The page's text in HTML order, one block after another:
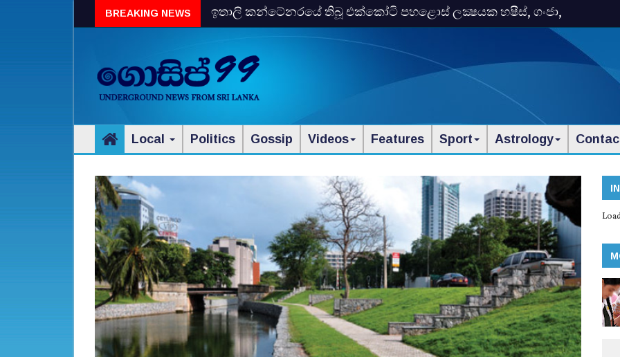
BREAKING NEWS
ඉතාලි කන්ටේනරයේ තිබූ එක්‌කෝටි පහළොස්‌ ලක්‍ෂයක හෂීස්‌, ගංජා,
Local Politics Gossip Videos Features Sport Astrology